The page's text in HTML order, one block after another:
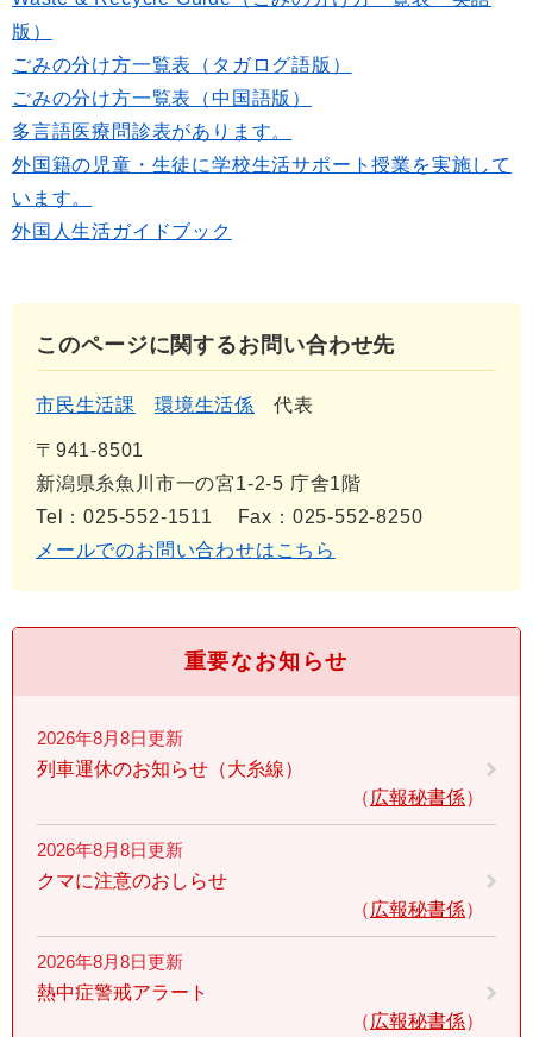
版）
ごみの分け方一覧表（タガログ語版）
ごみの分け方一覧表（中国語版）
多言語医療問診表があります。
外国籍の児童・生徒に学校生活サポート授業を実施して
います。
外国人生活ガイドブック
このページに関するお問い合わせ先
市民生活課 環境生活係 代表
〒941-8501
新潟県糸魚川市一の宮1-2-5 庁舎1階
Tel：025-552-1511
Fax：025-552-8250
メールでのお問い合わせはこちら
重要なお知らせ
2026年8月8日更新
列車運休のお知らせ（大糸線）
広報秘書係
2026年8月8日更新
クマに注意のおしらせ
広報秘書係
2026年8月8日更新
熱中症警戒アラート
広報秘書係